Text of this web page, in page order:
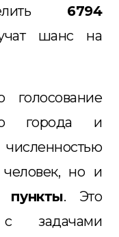
6794
шанс на
города и
но и
пункты. Это
задачами